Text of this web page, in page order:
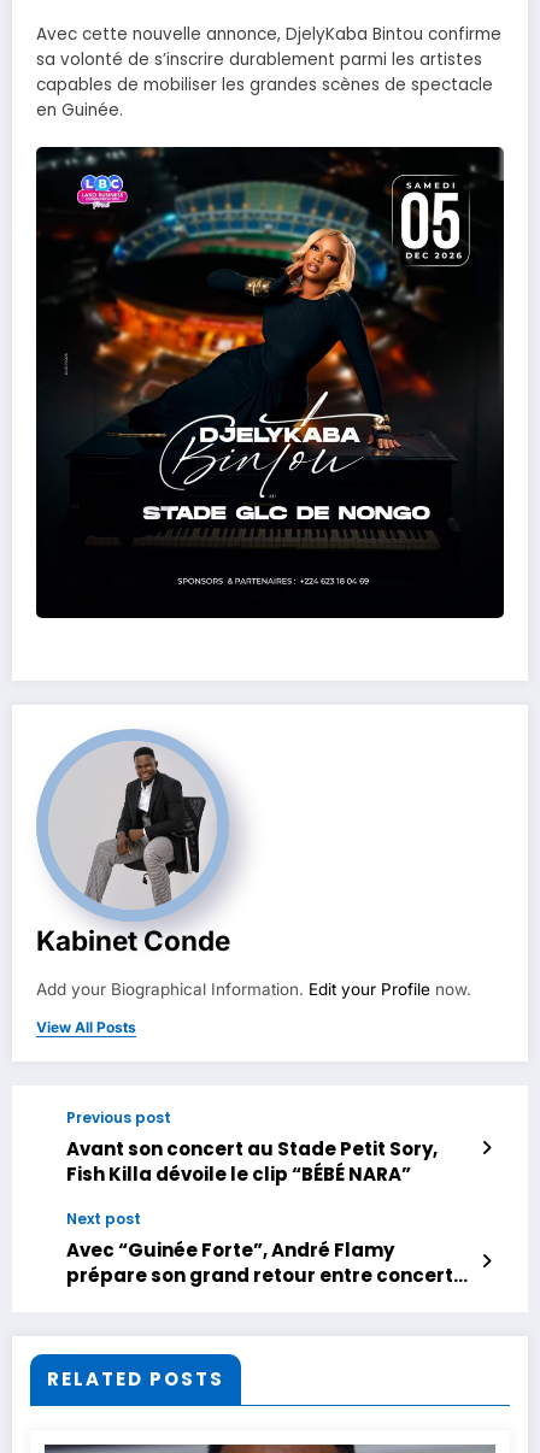
Avec cette nouvelle annonce, DjelyKaba Bintou confirme
sa volonté de s’inscrire durablement parmi les artistes
capables de mobiliser les grandes scènes de spectacle
en Guinée.
Kabinet Conde
Add your Biographical Information. Edit your Profile now.
View All Posts
Previous post
Avant son concert au Stade Petit Sory,
Fish Killa dévoile le clip “BÉBÉ NARA”
Next post
Avec “Guinée Forte”, André Flamy
prépare son grand retour entre concerts
RELATED POSTS